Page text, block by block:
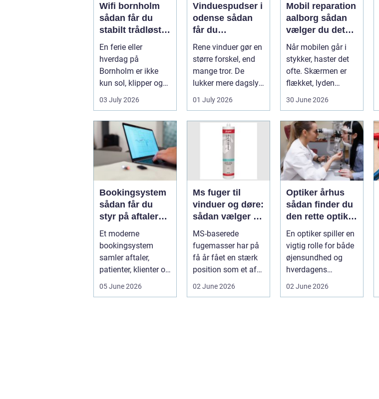
Wifi bornholm
sådan får du
stabilt trådløst
net på klippeøen
En ferie eller
hverdag på
Bornholm er ikke
kun sol, klipper og
strand. For mange
er en stabil intern...
03 July 2026
Vinduespudser i
odense sådan
får du
skinnende rene
ruder året rundt
Rene vinduer gør en
større forskel, end
mange tror. De
lukker mere dagslys
ind, får hjem og
erhvervs...
01 July 2026
Mobil reparation
aalborg sådan
vælger du det
rette værksted
Når mobilen går i
stykker, haster det
ofte. Skærmen er
flækket, lyden
30 June 2026
Bookingsystem
sådan får du
styr på aftaler
og
arbejdsgange
Et moderne
bookingsystem
samler aftaler,
patienter, klienter og
05 June 2026
Ms fuger til
vinduer og døre:
sådan vælger og
bruger du dem
rigtigt
MS-baserede
fugemasser har på
få år fået en stærk
position som et af
02 June 2026
Optiker århus
sådan finder du
den rette optiker
i byen
En optiker spiller en
vigtig rolle for både
øjensundhed og
hverdagens
02 June 2026